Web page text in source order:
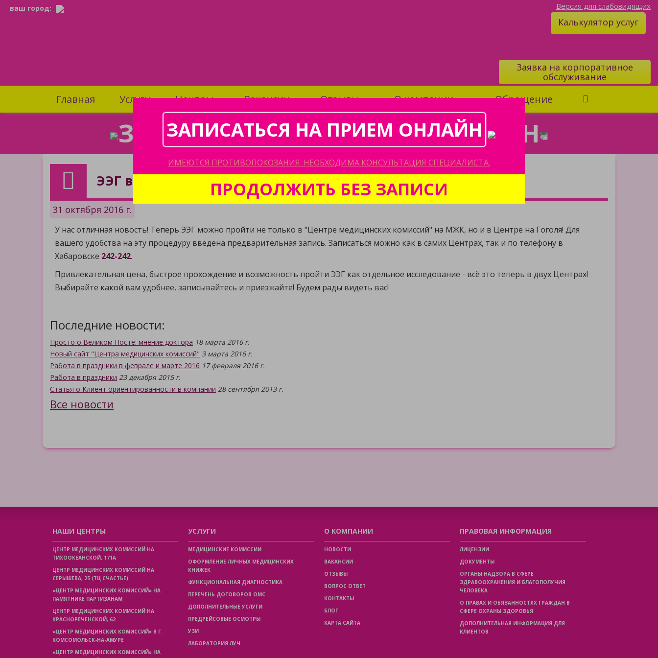
ЗАПИСАТЬСЯ НА ПРИЕМ ОНЛАЙН
ИМЕЮТСЯ ПРОТИВОПОКОЗАНИЯ. НЕОБХОДИМА КОНСУЛЬТАЦИЯ СПЕЦИАЛИСТА.
ПРОДОЛЖИТЬ БЕЗ ЗАПИСИ
ваш город: Версия для слабовидящих
Калькулятор услуг
Заявка на корпоративное
обслуживание
Главная Услуги Центры Вакансии Отзывы О компании Обращение
ЗАПИСАТЬСЯ НА ПРИЕМ ОНЛАЙН
ЭЭГ в "Центре медицинских комиссий" на Гоголя
31 октября 2016 г.
У нас отличная новость! Теперь ЭЭГ можно пройти не только в "Центре медицинских комиссий" на МЖК, но и в Центре на Гоголя! Для
вашего удобства на эту процедуру введена предварительная запись. Записаться можно как в самих Центрах, так и по телефону в
Хабаровске 242-242.
Привлекательная цена, быстрое прохождение и возможность пройти ЭЭГ как отдельное исследование - всё это теперь в двух Центрах!
Выбирайте какой вам удобнее, записывайтесь и приезжайте! Будем рады видеть вас!
Последние новости:
Просто о Великом Посте: мнение доктора 18 марта 2016 г.
Новый сайт "Центра медицинских комиссий" 3 марта 2016 г.
Работа в праздники в феврале и марте 2016 17 февраля 2016 г.
Работа в праздники 23 декабря 2015 г.
Статья о Клиент ориентированности в компании 28 сентября 2013 г.
Все новости
НАШИ ЦЕНТРЫ
ЦЕНТР МЕДИЦИНСКИХ КОМИССИЙ НА
ТИХООКЕАНСКОЙ, 171А
ЦЕНТР МЕДИЦИНСКИХ КОМИССИЙ НА
СЕРЫШЕВА, 25 (ТЦ СЧАСТЬЕ)
«ЦЕНТР МЕДИЦИНСКИХ КОМИССИЙ» НА
ПАМЯТНИКЕ ПАРТИЗАНАМ
ЦЕНТР МЕДИЦИНСКИХ КОМИССИЙ НА
КРАСНОРЕЧЕНСКОЙ, 62
«ЦЕНТР МЕДИЦИНСКИХ КОМИССИЙ» В Г.
КОМСОМОЛЬСК-НА-АМУРЕ
«ЦЕНТР МЕДИЦИНСКИХ КОМИССИЙ» НА
УСЛУГИ
МЕДИЦИНСКИЕ КОМИССИИ
ОФОРМЛЕНИЕ ЛИЧНЫХ МЕДИЦИНСКИХ
КНИЖЕК
ФУНКЦИОНАЛЬНАЯ ДИАГНОСТИКА
ПЕРЕЧЕНЬ ДОГОВОРОВ ОМС
ДОПОЛНИТЕЛЬНЫЕ УСЛУГИ
ПРЕДРЕЙСОВЫЕ ОСМОТРЫ
УЗИ
ЛАБОРАТОРИЯ ЛУЧ
О КОМПАНИИ
НОВОСТИ
ВАКАНСИИ
ОТЗЫВЫ
ВОПРОС ОТВЕТ
КОНТАКТЫ
БЛОГ
КАРТА САЙТА
ПРАВОВАЯ ИНФОРМАЦИЯ
ЛИЦЕНЗИИ
ДОКУМЕНТЫ
ОРГАНЫ НАДЗОРА В СФЕРЕ
ЗДРАВООХРАНЕНИЯ И БЛАГОПОЛУЧИЯ
ЧЕЛОВЕКА
О ПРАВАХ И ОБЯЗАННОСТЯХ ГРАЖДАН В
СФЕРЕ ОХРАНЫ ЗДОРОВЬЯ
ДОПОЛНИТЕЛЬНАЯ ИНФОРМАЦИЯ ДЛЯ
КЛИЕНТОВ